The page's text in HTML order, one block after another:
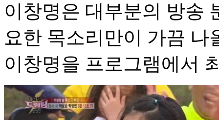
이창명은 대부분의 방송
요한 목소리만이 가끔
이창명을 프로그램에서